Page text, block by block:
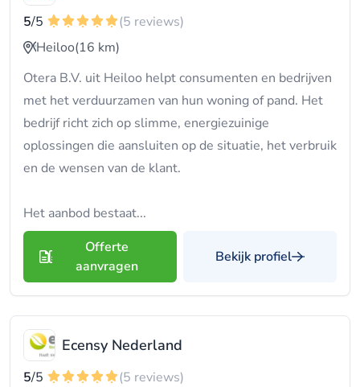
5/5
(5 reviews)
Heiloo(16 km)
Otera B.V. uit Heiloo helpt consumenten en bedrijven
met het verduurzamen van hun woning of pand. Het
bedrijf richt zich op slimme, energiezuinige
oplossingen die aansluiten op de situatie, het verbruik
en de wensen van de klant.
Het aanbod bestaat...
Offerte
aanvragen
Bekijk profiel
Ecensy Nederland
5/5
(5 reviews)